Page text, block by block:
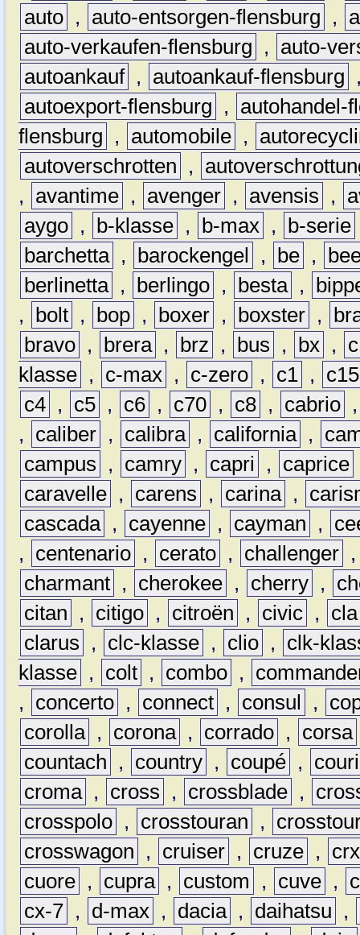
auto , auto-entsorgen-flensburg ,
auto-verkaufen-flensburg
,
auto-
autoankauf , autoankauf-flensburg
autoexport-flensburg
,
autohandel-
flensburg
, automobile ,
autoverschrotten
,
,
avantime , avenger , avensis ,
aygo , b-klasse , b-max , b-serie
barchetta , barockengel , be ,
berlinetta , berlingo , besta ,
,
bolt , bop , boxer , boxster ,
bravo , brera , brz , bus , bx ,
c
klasse , c-max , c-zero , c1 ,
c15
c4 , c5 , c6 , c70 , c8 , cabrio
,
caliber , calibra , california ,
campus
, camry , capri , caprice
caravelle , carens , carina ,
cascada , cayenne , cayman ,
,
centenario , cerato , challenger
charmant , cherokee , cherry ,
citan
, citigo , citroën , civic ,
cla
clarus
, clc-klasse , clio ,
clk-
klasse , colt , combo ,
,
concerto , connect , consul ,
corolla , corona , corrado , corsa
countach
, country , coupé ,
croma , cross , crossblade ,
crosspolo , crosstouran ,
crosswagon
, cruiser , cruze ,
crx
cuore , cupra , custom , cuve ,
cx-7 , d-max , dacia , daihatsu
,